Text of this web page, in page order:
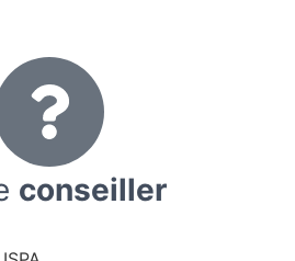
conseiller